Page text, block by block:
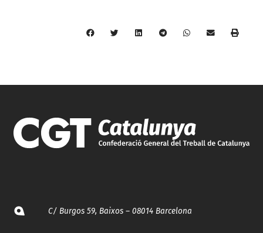
C/ Burgos 59, Baixos – 08014 Barcelona